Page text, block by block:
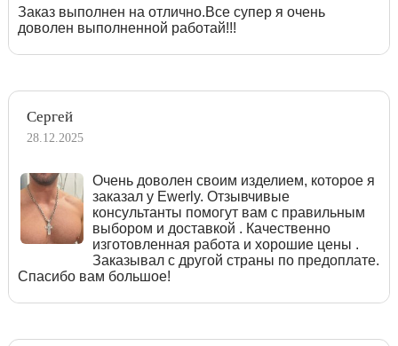
Заказ выполнен на отлично.Все супер я очень
доволен выполненной работай!!!
Сергей
28.12.2025
Очень доволен своим изделием, которое я
заказал у Ewerly. Отзывчивые
консультанты помогут вам с правильным
выбором и доставкой . Качественно
изготовленная работа и хорошие цены .
Заказывал с другой страны по предоплате.
Спасибо вам большое!